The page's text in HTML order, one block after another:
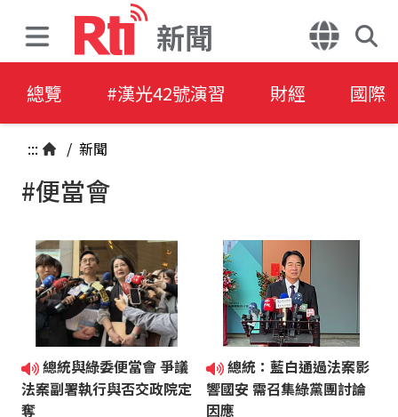
新聞
總覽 #漢光42號演習 財經 國際
::: / 新聞
#便當會
總統與綠委便當會 爭議
法案副署執行與否交政院定
奪
總統：藍白通過法案影
響國安 需召集綠黨團討論
因應